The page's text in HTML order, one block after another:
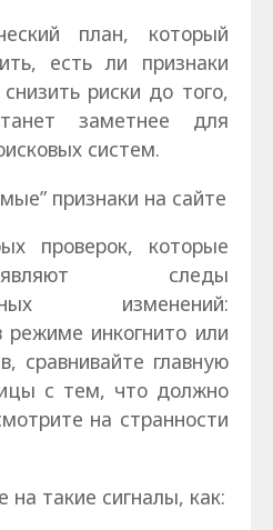
план, который
есть ли признаки
риски до того,
заметнее для
систем.
признаки на сайте
проверок, которые
следы
изменений:
режиме инкогнито или
сравнивайте главную
с тем, что должно
на странности
на такие сигналы, как: